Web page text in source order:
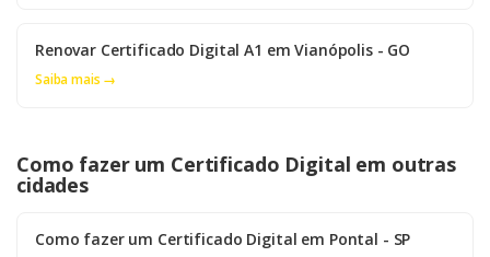
Renovar Certificado Digital A1 em Vianópolis - GO
Saiba mais →
Como fazer um Certificado Digital em outras
cidades
Como fazer um Certificado Digital em Pontal - SP